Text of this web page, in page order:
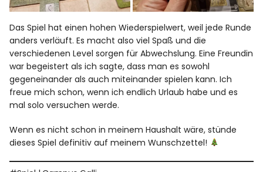
Das Spiel hat einen hohen Wiederspielwert, weil jede Runde
anders verläuft. Es macht also viel Spaß und die
verschiedenen Level sorgen für Abwechslung. Eine Freundin
war begeistert als ich sagte, dass man es sowohl
gegeneinander als auch miteinander spielen kann. Ich
freue mich schon, wenn ich endlich Urlaub habe und es
mal solo versuchen werde.
Wenn es nicht schon in meinem Haushalt wäre, stünde
dieses Spiel definitiv auf meinem Wunschzettel!